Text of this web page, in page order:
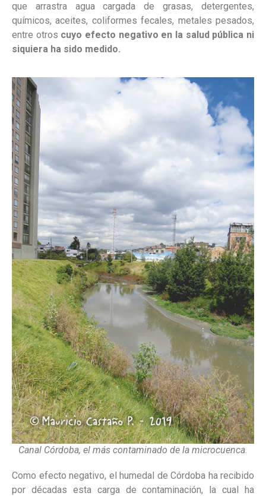
que arrastra agua cargada de grasas, detergentes,
químicos, aceites, coliformes fecales, metales pesados,
entre otros cuyo efecto negativo en la salud pública ni
siquiera ha sido medido.
Canal Córdoba, el más contaminado de la microcuenca.
Como efecto negativo, el humedal de Córdoba ha recibido
por décadas esta carga de contaminación, la cual ha